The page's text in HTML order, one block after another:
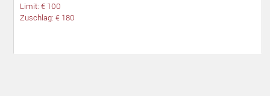
Limit: € 100
Zuschlag: € 180